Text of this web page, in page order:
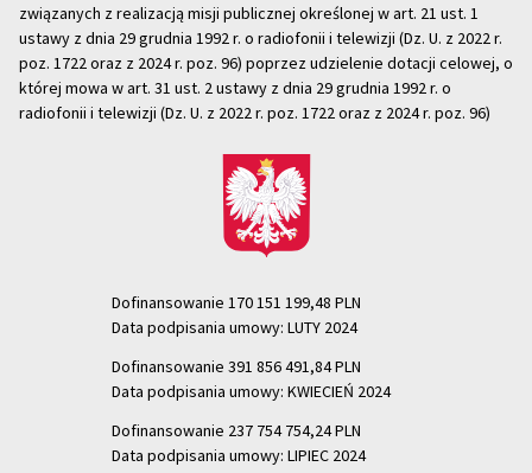
związanych z realizacją misji publicznej określonej w art. 21 ust. 1
ustawy z dnia 29 grudnia 1992 r. o radiofonii i telewizji (Dz. U. z 2022 r.
poz. 1722 oraz z 2024 r. poz. 96) poprzez udzielenie dotacji celowej, o
której mowa w art. 31 ust. 2 ustawy z dnia 29 grudnia 1992 r. o
radiofonii i telewizji (Dz. U. z 2022 r. poz. 1722 oraz z 2024 r. poz. 96)
Dofinansowanie 170 151 199,48 PLN
Data podpisania umowy: LUTY 2024
Dofinansowanie 391 856 491,84 PLN
Data podpisania umowy: KWIECIEŃ 2024
Dofinansowanie 237 754 754,24 PLN
Data podpisania umowy: LIPIEC 2024